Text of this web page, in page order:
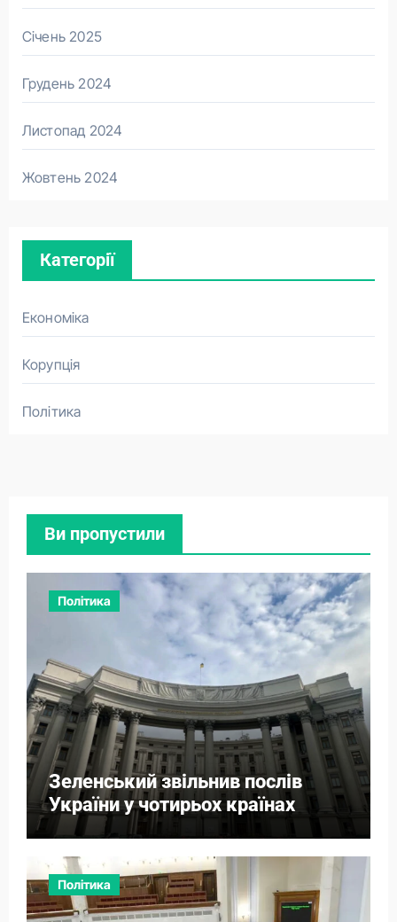
Січень 2025
Грудень 2024
Листопад 2024
Жовтень 2024
Категорії
Економіка
Корупція
Політика
Ви пропустили
Політика
Зеленський звільнив послів
України у чотирьох країнах
Політика